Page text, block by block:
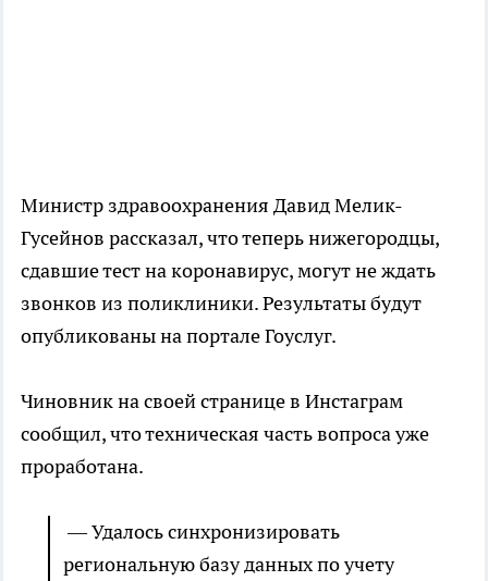
Министр здравоохранения Давид Мелик-
Гусейнов рассказал, что теперь нижегородцы,
сдавшие тест на коронавирус, могут не ждать
звонков из поликлиники. Результаты будут
опубликованы на портале Гоуслуг.
Чиновник на своей странице в Инстаграм
сообщил, что техническая часть вопроса уже
проработана.
— Удалось синхронизировать
региональную базу данных по учету